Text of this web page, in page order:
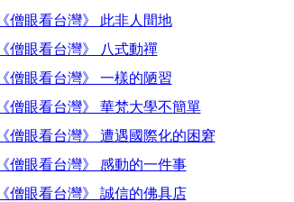
《僧眼看台灣》 此非人間地
《僧眼看台灣》 八式動禪
《僧眼看台灣》 一樣的陋習
《僧眼看台灣》 華梵大學不簡單
《僧眼看台灣》 遭遇國際化的困窘
《僧眼看台灣》 感動的一件事
《僧眼看台灣》 誠信的佛具店